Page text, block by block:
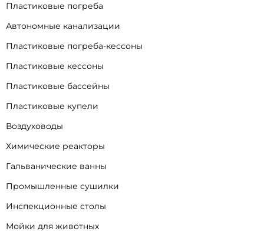
Пластиковые погреба
Автономные канализации
Пластиковые погреба-кессоны
Пластиковые кессоны
Пластиковые бассейны
Пластиковые купели
Воздуховоды
Химические реакторы
Гальванические ванны
Промышленные сушилки
Инспекционные столы
Мойки для животных